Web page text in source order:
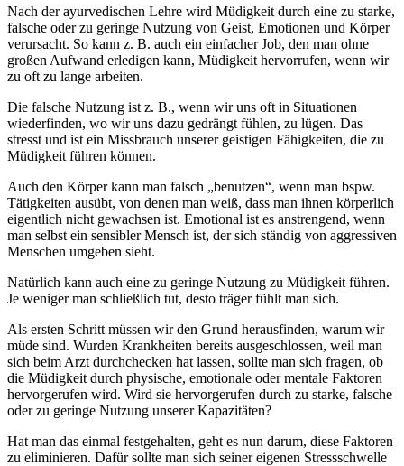
Nach der ayurvedischen Lehre wird Müdigkeit durch eine zu starke,
falsche oder zu geringe Nutzung von Geist, Emotionen und Körper
verursacht. So kann z. B. auch ein einfacher Job, den man ohne
großen Aufwand erledigen kann, Müdigkeit hervorrufen, wenn wir
zu oft zu lange arbeiten.
Die falsche Nutzung ist z. B., wenn wir uns oft in Situationen
wiederfinden, wo wir uns dazu gedrängt fühlen, zu lügen. Das
stresst und ist ein Missbrauch unserer geistigen Fähigkeiten, die zu
Müdigkeit führen können.
Auch den Körper kann man falsch „benutzen“, wenn man bspw.
Tätigkeiten ausübt, von denen man weiß, dass man ihnen körperlich
eigentlich nicht gewachsen ist. Emotional ist es anstrengend, wenn
man selbst ein sensibler Mensch ist, der sich ständig von aggressiven
Menschen umgeben sieht.
Natürlich kann auch eine zu geringe Nutzung zu Müdigkeit führen.
Je weniger man schließlich tut, desto träger fühlt man sich.
Als ersten Schritt müssen wir den Grund herausfinden, warum wir
müde sind. Wurden Krankheiten bereits ausgeschlossen, weil man
sich beim Arzt durchchecken hat lassen, sollte man sich fragen, ob
die Müdigkeit durch physische, emotionale oder mentale Faktoren
hervorgerufen wird. Wird sie hervorgerufen durch zu starke, falsche
oder zu geringe Nutzung unserer Kapazitäten?
Hat man das einmal festgehalten, geht es nun darum, diese Faktoren
zu eliminieren. Dafür sollte man sich seiner eigenen Stressschwelle